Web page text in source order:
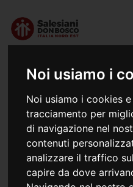
Noi usiamo i
Noi usiamo i cookies
tracciamento per
di navigazione nel
contenuti
analizzare il traffico
capire da dove